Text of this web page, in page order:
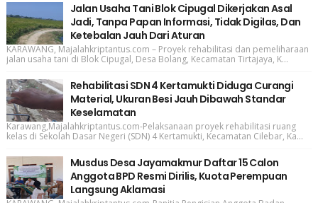
Jalan Usaha Tani Blok Cipugal Dikerjakan Asal
Jadi, Tanpa Papan Informasi, Tidak Digilas, Dan
Ketebalan Jauh Dari Aturan
KARAWANG, Majalahkriptantus.com – Proyek rehabilitasi dan pemeliharaan
jalan usaha tani di Blok Cipugal, Desa Bolang, Kecamatan Tirtajaya, K...
Rehabilitasi SDN 4 Kertamukti Diduga Curangi
Material, Ukuran Besi Jauh Dibawah Standar
Keselamatan
Karawang,Majalahkriptantus.com-Pelaksanaan proyek rehabilitasi ruang
kelas di Sekolah Dasar Negeri (SDN) 4 Kertamukti, Kecamatan Cilebar, Ka...
Musdus Desa Jayamakmur Daftar 15 Calon
Anggota BPD Resmi Dirilis, Kuota Perempuan
Langsung Aklamasi